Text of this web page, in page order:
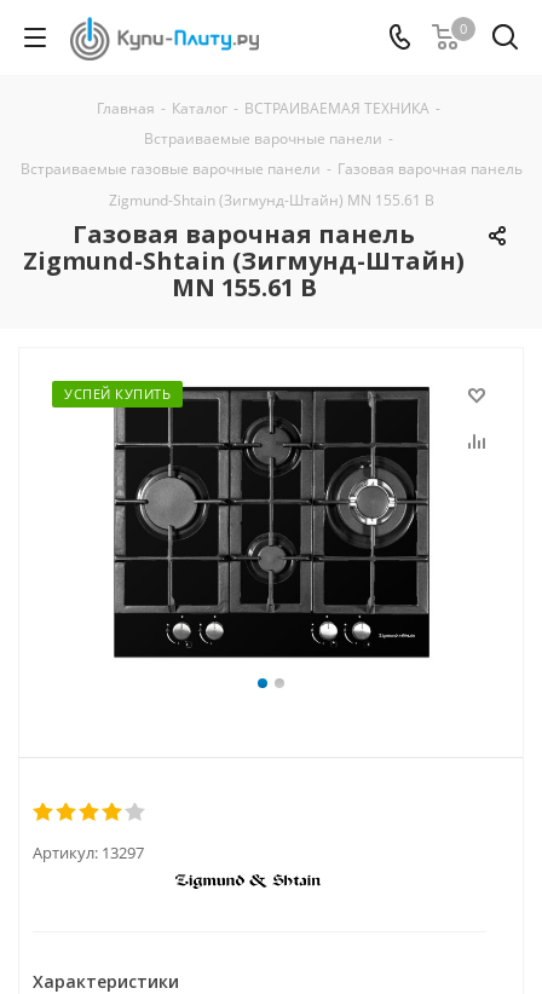
0
Главная - Каталог - ВСТРАИВАЕМАЯ ТЕХНИКА -
Встраиваемые варочные панели -
Встраиваемые газовые варочные панели - Газовая варочная панель
Zigmund-Shtain (Зигмунд-Штайн) MN 155.61 B
Газовая варочная панель
Zigmund-Shtain (Зигмунд-Штайн)
MN 155.61 B
УСПЕЙ КУПИТЬ
Артикул: 13297
Характеристики